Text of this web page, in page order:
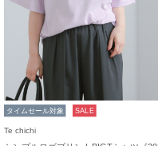
タイムセール対象 SALE
Te chichi